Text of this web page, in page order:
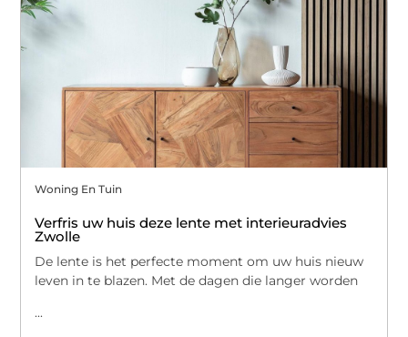
Woning En Tuin
Verfris uw huis deze lente met interieuradvies
Zwolle
De lente is het perfecte moment om uw huis nieuw
leven in te blazen. Met de dagen die langer worden
...